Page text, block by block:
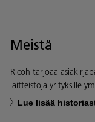
Meistä
Ricoh tarjoaa
laitteistoja yrityksille
Lue lisää